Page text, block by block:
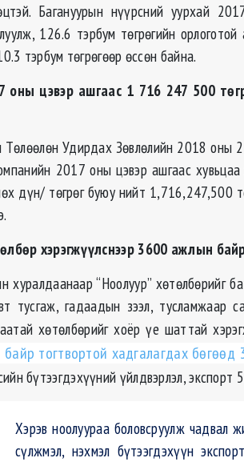
Багануурын нүүрсний уурхай
126.6 тэрбум төгрөгийн
тэрбум төгрөгөөр өссөн байна.
оны цэвэр ашгаас 1 716 247 500
Төлөөлөн Удирдах Зөвлөлийн 2018
2017 оны цэвэр ашгаас
дүн/ төгрөг буюу нийт 1,716,247,500
хэрэгжүүлснээр 3600 ажлын
хуралдаанаар “Ноолуур” хөтөлбөрийг
тусгаж, гадаадын зээл, тусламжаар
хөтөлбөрийг хоёр үе шаттай
тогтвортой хадгалагдах
бүтээгдэхүүний үйлдвэрлэл,
Хэрэв ноолуураа боловсруулж чадвал
сүлжмэл, нэхмэл бүтээгдэхүүн